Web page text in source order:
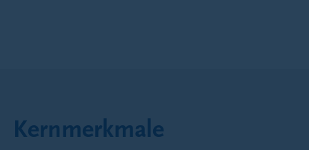
Kernmerkmale